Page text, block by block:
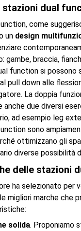
stazioni dual
come
un design
gambe, braccia,
function si possono
pull down alle
La doppia
anche due diversi
ad esempio leg
sono
ottimizzano gli
diverse possibilità
delle stazioni
ha selezionato per
migliori marche che
solida. Proponiamo